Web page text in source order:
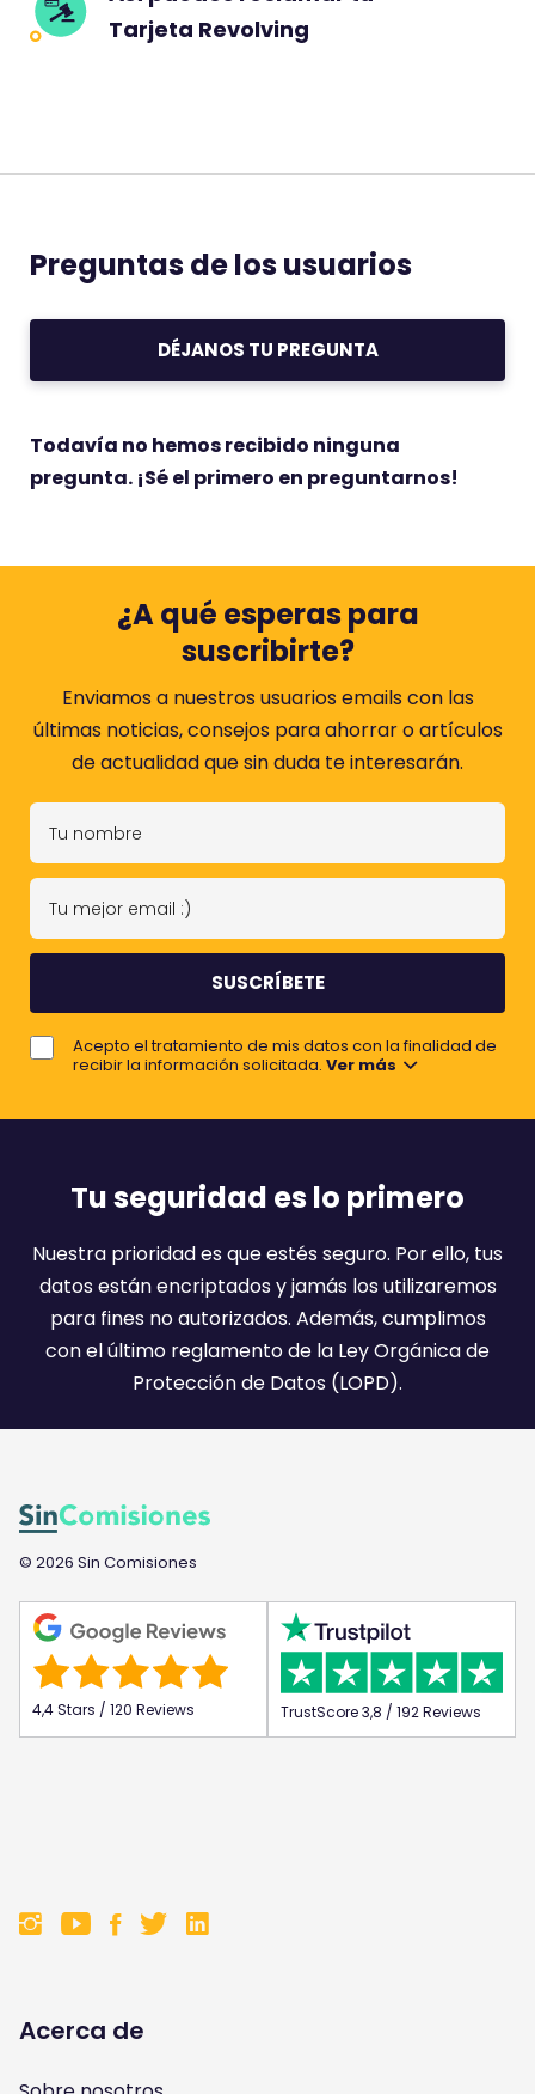
Tarjeta Revolving
Preguntas de los usuarios
DÉJANOS TU PREGUNTA
Todavía no hemos recibido ninguna
pregunta. ¡Sé el primero en preguntarnos!
¿A qué esperas para
suscribirte?
Enviamos a nuestros usuarios emails con las
últimas noticias, consejos para ahorrar o artículos
de actualidad que sin duda te interesarán.
T
n
m
r
e
T
m
j
o
e
Acepto el tratamiento de mis datos con la finalidad de
recibir la información solicitada. Ver más
Tu seguridad es lo primero
Nuestra prioridad es que estés seguro. Por ello, tus
datos están encriptados y jamás los utilizaremos
para fines no autorizados. Además, cumplimos
con el último reglamento de la Ley Orgánica de
Protección de Datos (LOPD).
© 2026 Sin Comisiones
4,4 Stars / 120 Reviews TrustScore 3,8 / 192 Reviews
F
l
l
F
l
F
l
F
l
Acerca de